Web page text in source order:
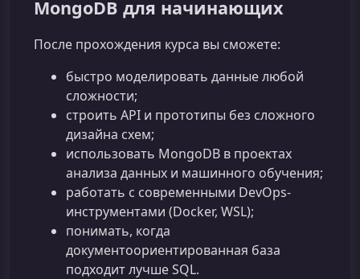
MongoDB для начинающих
После прохождения курса вы сможете:
быстро моделировать данные любой
сложности;
строить API и прототипы без сложного
дизайна схем;
использовать MongoDB в проектах
анализа данных и машинного обучения;
работать с современными DevOps-
инструментами (Docker, WSL);
понимать, когда
документоориентированная база
подходит лучше SQL.